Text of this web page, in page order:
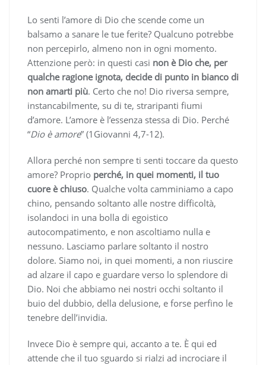
Lo senti l’amore di Dio che scende come un
balsamo a sanare le tue ferite? Qualcuno potrebbe
non percepirlo, almeno non in ogni momento.
Attenzione però: in questi casi non è Dio che, per
qualche ragione ignota, decide di punto in bianco di
non amarti più. Certo che no! Dio riversa sempre,
instancabilmente, su di te, straripanti fiumi
d’amore. L’amore è l’essenza stessa di Dio. Perché
“Dio è amore” (1Giovanni 4,7-12).
Allora perché non sempre ti senti toccare da questo
amore? Proprio perché, in quei momenti, il tuo
cuore è chiuso. Qualche volta camminiamo a capo
chino, pensando soltanto alle nostre difficoltà,
isolandoci in una bolla di egoistico
autocompatimento, e non ascoltiamo nulla e
nessuno. Lasciamo parlare soltanto il nostro
dolore. Siamo noi, in quei momenti, a non riuscire
ad alzare il capo e guardare verso lo splendore di
Dio. Noi che abbiamo nei nostri occhi soltanto il
buio del dubbio, della delusione, e forse perfino le
tenebre dell’invidia.
Invece Dio è sempre qui, accanto a te. È qui ed
attende che il tuo sguardo si rialzi ad incrociare il